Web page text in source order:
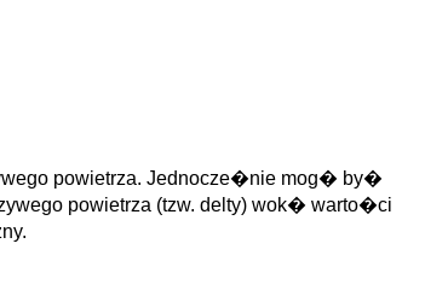
powietrza. Jednocze�nie mog� by�
powietrza (tzw. delty) wok� warto�ci